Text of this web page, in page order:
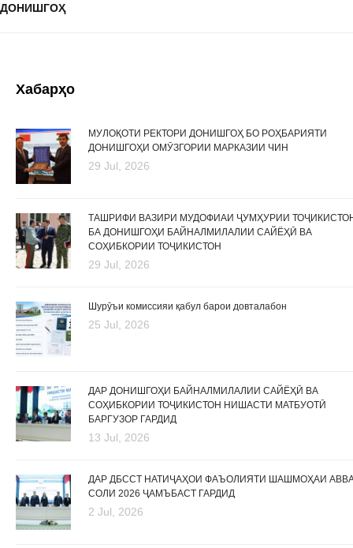
ДОНИШГОҲ
Хабарҳо
МУЛОҚОТИ РЕКТОРИ ДОНИШГОҲ БО РОҲБАРИЯТИ
ДОНИШГОҲИ ОМӮЗГОРИИ МАРКАЗИИ ЧИН
29 Jul, 2026
ТАШРИФИ ВАЗИРИ МУДОФИАИ ҶУМҲУРИИ
БА ДОНИШГОҲИ БАЙНАЛМИЛАЛИИ САЙЁҲӢ ВА
СОҲИБКОРИИ ТОҶИКИСТОН
29 Jul, 2026
Шурӯъи комиссияи қабул барои довталабон
25 Jul, 2026
ДАР ДОНИШГОҲИ БАЙНАЛМИЛАЛИИ САЙЁҲӢ ВА
СОҲИБКОРИИ ТОҶИКИСТОН НИШАСТИ МАТБУОТӢ
БАРГУЗОР ГАРДИД
13 Jul, 2026
ДАР ДБССТ НАТИҶАҲОИ ФАЪОЛИЯТИ ШАШМОҲАИ
СОЛИ 2026 ҶАМЪБАСТ ГАРДИД
2 Jul, 2026